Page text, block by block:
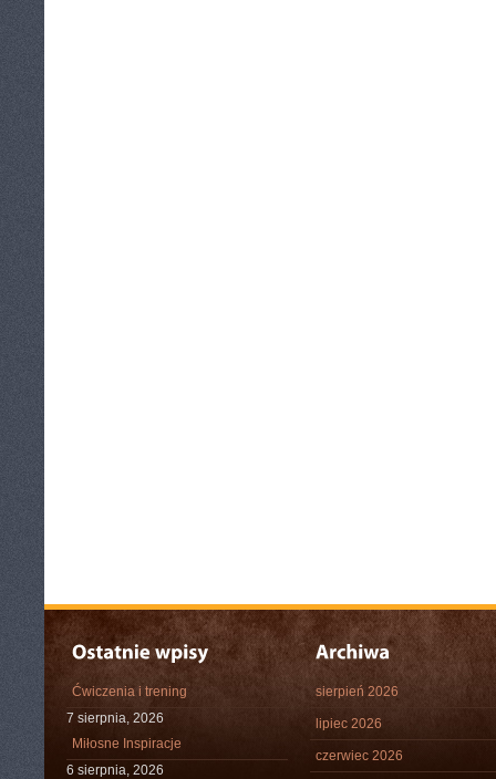
Ćwiczenia i trening
7 sierpnia, 2026
Miłosne Inspiracje
6 sierpnia, 2026
sierpień 2026
lipiec 2026
czerwiec 2026